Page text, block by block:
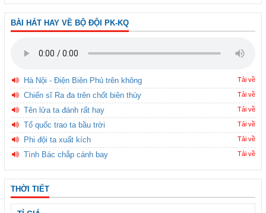
BÀI HÁT HAY VỀ BỘ ĐỘI PK-KQ
Hà Nội - Điện Biên Phủ trên không Tải về
Chiến sĩ Ra đa trên chốt biên thùy Tải về
Tên lửa ta đánh rất hay Tải về
Tổ quốc trao ta bầu trời Tải về
Phi đội ta xuất kích Tải về
Tình Bác chắp cánh bay Tải về
THỜI TIẾT